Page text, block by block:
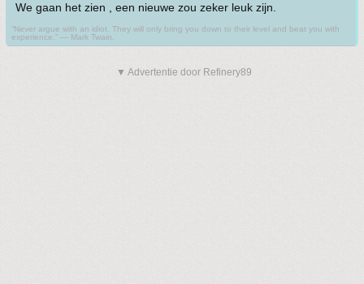
We gaan het zien , een nieuwe zou zeker leuk zijn.
“Never argue with an idiot. They will only bring you down to their level and beat you with
experience.” ― Mark Twain.
▼ Advertentie door Refinery89